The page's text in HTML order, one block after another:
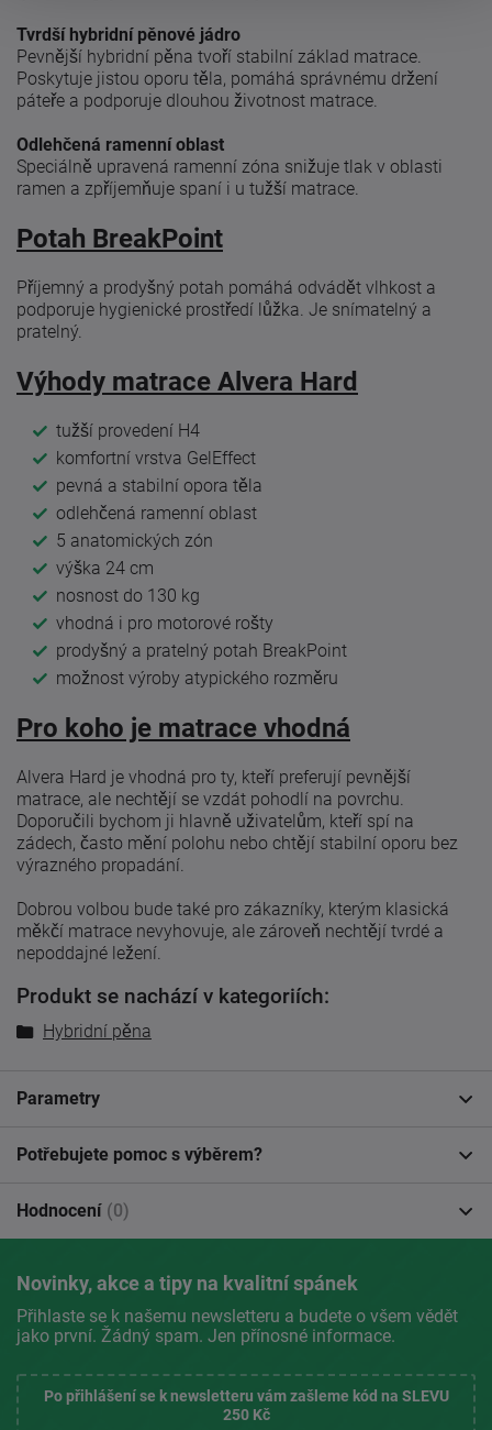
Tvrdší hybridní pěnové jádro
Pevnější hybridní pěna tvoří stabilní základ matrace.
Poskytuje jistou oporu těla, pomáhá správnému držení
páteře a podporuje dlouhou životnost matrace.
Odlehčená ramenní oblast
Speciálně upravená ramenní zóna snižuje tlak v oblasti
ramen a zpříjemňuje spaní i u tužší matrace.
Potah BreakPoint
Příjemný a prodyšný potah pomáhá odvádět vlhkost a
podporuje hygienické prostředí lůžka. Je snímatelný a
pratelný.
Výhody matrace Alvera Hard
tužší provedení H4
komfortní vrstva GelEffect
pevná a stabilní opora těla
odlehčená ramenní oblast
5 anatomických zón
výška 24 cm
nosnost do 130 kg
vhodná i pro motorové rošty
prodyšný a pratelný potah BreakPoint
možnost výroby atypického rozměru
Pro koho je matrace vhodná
Alvera Hard je vhodná pro ty, kteří preferují pevnější
matrace, ale nechtějí se vzdát pohodlí na povrchu.
Doporučili bychom ji hlavně uživatelům, kteří spí na
zádech, často mění polohu nebo chtějí stabilní oporu bez
výrazného propadání.
Dobrou volbou bude také pro zákazníky, kterým klasická
měkčí matrace nevyhovuje, ale zároveň nechtějí tvrdé a
nepoddajné ležení.
Produkt se nachází v kategoriích:
Hybridní pěna
Parametry
Potřebujete pomoc s výběrem?
Hodnocení (0)
Novinky, akce a tipy na kvalitní spánek
Přihlaste se k našemu newsletteru a budete o všem vědět
jako první. Žádný spam. Jen přínosné informace.
Po přihlášení se k newsletteru vám zašleme kód na SLEVU
250 Kč